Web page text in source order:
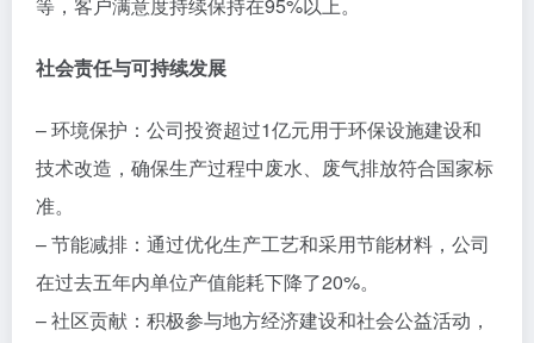
社会责任与可持续发展
– 环境保护：公司投资超过1亿元用于环保设施建设和
技术改造，确保生产过程中废水、废气排放符合国家标
准。
– 节能减排：通过优化生产工艺和采用节能材料，公司
在过去五年内单位产值能耗下降了20%。
– 社区贡献：积极参与地方经济建设和社会公益活动，